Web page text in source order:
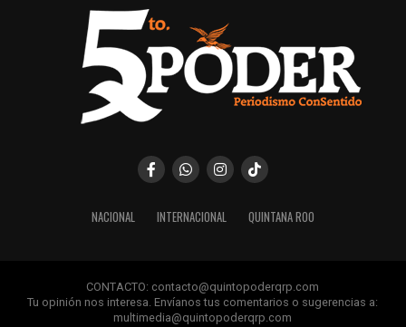
NACIONAL INTERNACIONAL QUINTANA ROO
CONTACTO: contacto@quintopoderqrp.com
Tu opinión nos interesa. Envíanos tus comentarios o sugerencias a:
multimedia@quintopoderqrp.com